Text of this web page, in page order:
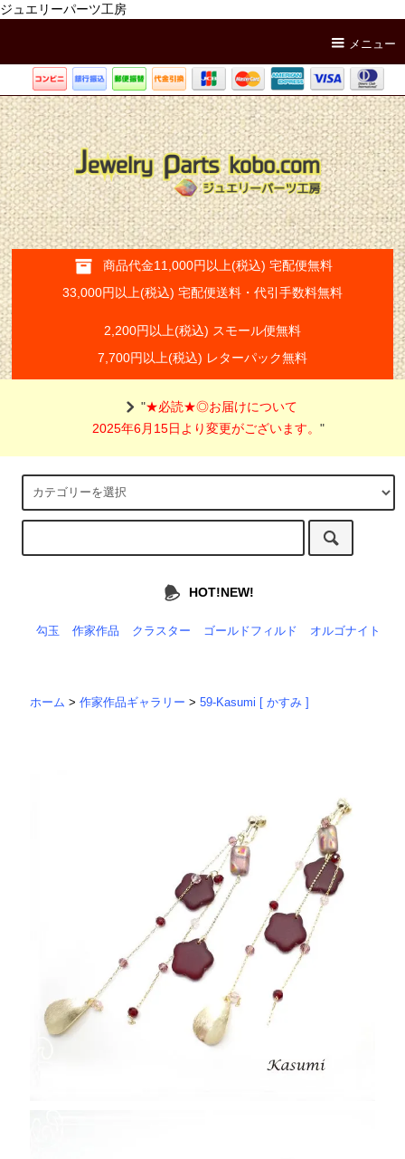
ジュエリーパーツ工房
メニュー
商品代金11,000円以上(税込) 宅配便無料
33,000円以上(税込) 宅配便送料・代引手数料無料
2,200円以上(税込) スモール便無料
7,700円以上(税込) レターパック無料
"★必読★◎お届けについて
2025年6月15日より変更がございます。"
HOT!NEW!
勾玉 作家作品 クラスター ゴールドフィルド オルゴナイト
ホーム >作家作品ギャラリー >59-Kasumi [ かすみ ]